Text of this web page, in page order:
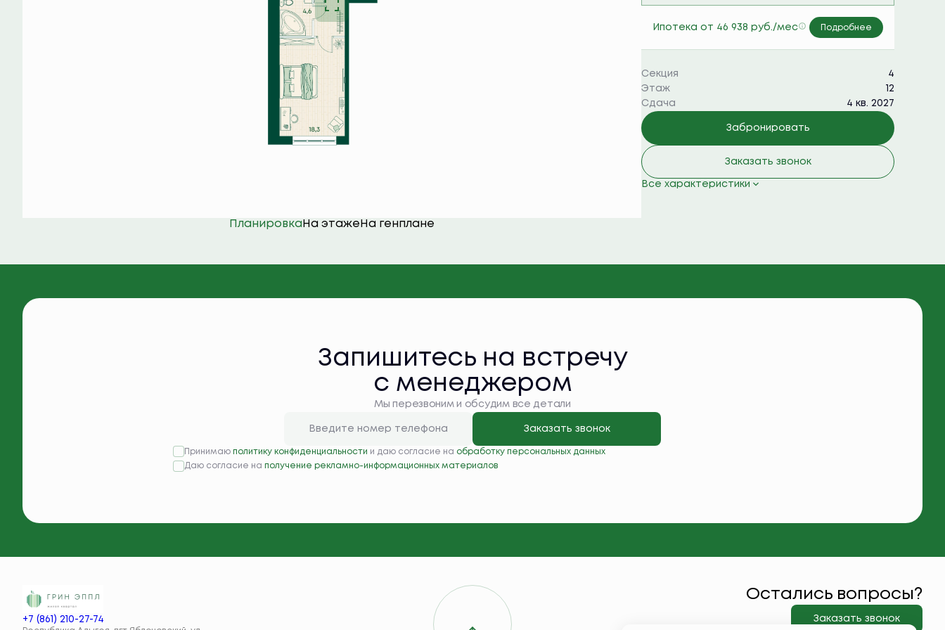
Планировка На этаже На генплане
Ипотека от 46 938 руб./мес Подробнее
Секция
4
Этаж
12
Сдача
4 кв. 2027
Забронировать
Заказать звонок
Все характеристики
Запишитесь на встречу
с менеджером
Мы перезвоним и обсудим все детали
Заказать звонок
Принимаю политику конфиденциальности и даю согласие на обработку персональных данных
Даю согласие на
получение рекламно-информационных материалов
+7 (861) 210-27-74
Остались вопросы?
Заказать звонок